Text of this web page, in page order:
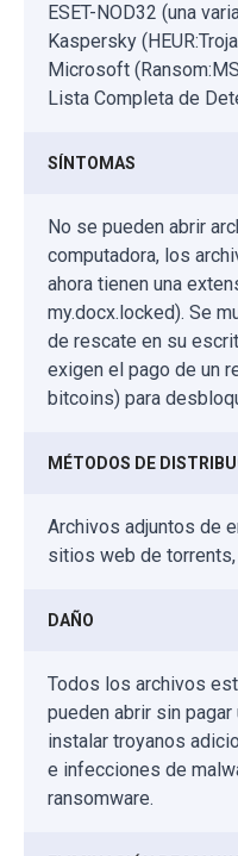
ESET-NOD32 (una
Kaspersky
Microsoft
Lista Completa de
SÍNTOMAS
No se pueden abrir
computadora, los
ahora tienen una
my.docx.locked). Se
de rescate en su
exigen el pago de un
bitcoins) para
MÉTODOS DE
Archivos adjuntos de
sitios web de
DAÑO
Todos los archivos
pueden abrir sin
instalar troyanos
e infecciones de
ransomware.